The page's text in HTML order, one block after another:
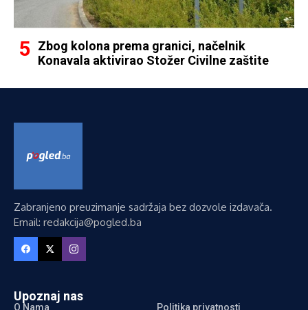
Zbog kolona prema granici, načelnik
Konavala aktivirao Stožer Civilne zaštite
Zabranjeno preuzimanje sadržaja bez dozvole izdavača.
Email: redakcija@pogled.ba
Upoznaj nas
O Nama Politika privatnosti